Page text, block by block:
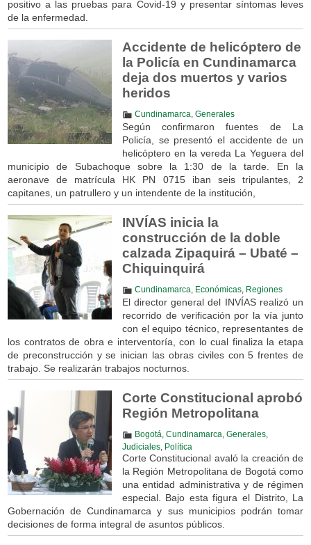
positivo a las pruebas para Covid-19 y presentar síntomas leves
de la enfermedad.
Accidente de helicóptero de
la Policía en Cundinamarca
deja dos muertos y varios
heridos
Cundinamarca Generales
Según confirmaron fuentes de La
Policía, se presentó el accidente de un
helicóptero en la vereda La Yeguera del
municipio de Subachoque sobre la 1:30 de la tarde. En la
aeronave de matrícula HK PN 0715 iban seis tripulantes, 2
capitanes, un patrullero y un intendente de la institución,
INVÍAS inicia la
construcción de la doble
calzada Zipaquirá – Ubaté –
Chiquinquirá
Cundinamarca Económicas, Regiones
El director general del INVÍAS realizó un
recorrido de verificación por la vía junto
con el equipo técnico, representantes de
los contratos de obra e interventoría, con lo cual finaliza la etapa
de preconstrucción y se inician las obras civiles con 5 frentes de
trabajo. Se realizarán trabajos nocturnos.
Corte Constitucional aprobó
Región Metropolitana
Bogotá Cundinamarca Generales,
Judiciales, Política
Corte Constitucional avaló la creación de
la Región Metropolitana de Bogotá como
una entidad administrativa y de régimen
especial. Bajo esta figura el Distrito, La
Gobernación de Cundinamarca y sus municipios podrán tomar
decisiones de forma integral de asuntos públicos.